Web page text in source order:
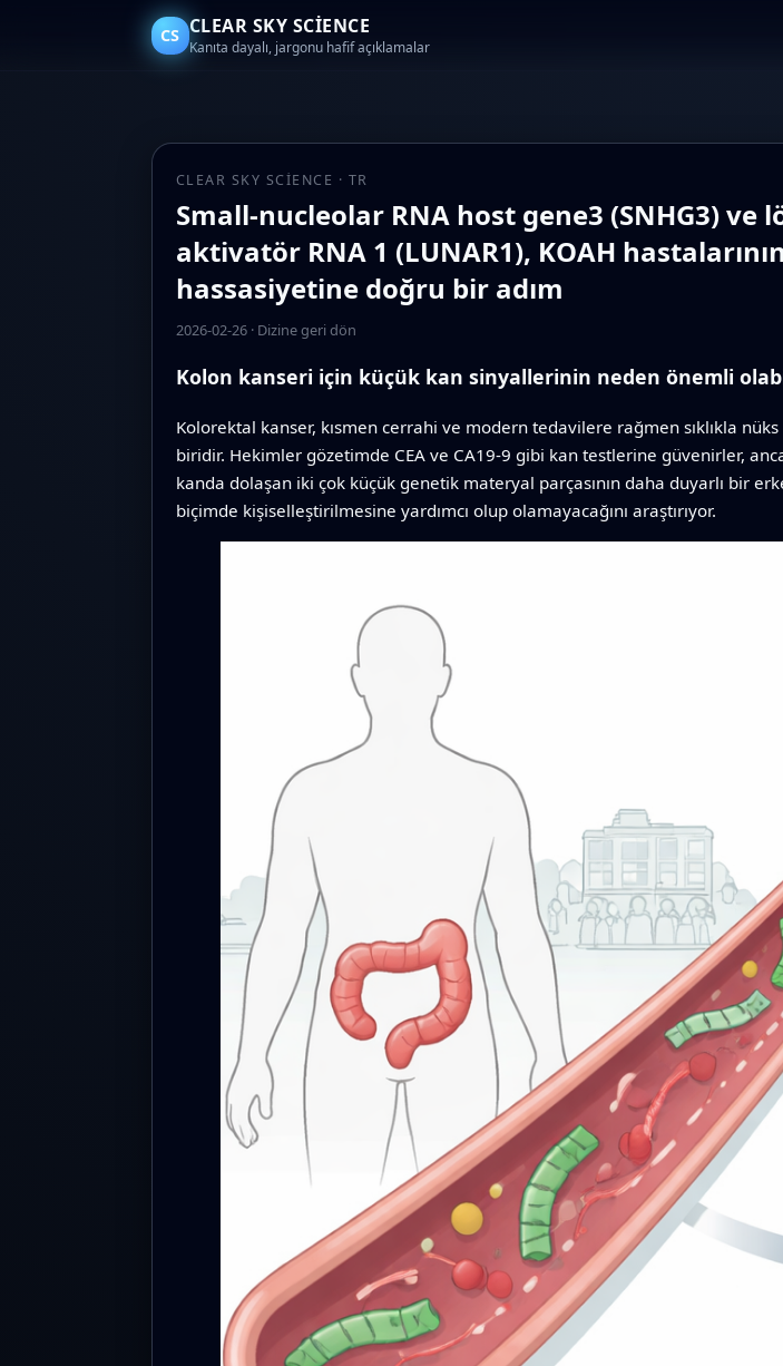
CS CLEAR SKY SCIENCE
Kanıta dayalı, jargonu hafif açıklamalar
CLEAR SKY SCIENCE · TR
Small-nucleolar RNA host gene3 (SNHG3)
aktivatör RNA 1 (LUNAR1), KOAH
hassasiyetine doğru bir adım
2026-02-26· Dizine geri dön
Kolon kanseri için küçük kan sinyallerinin neden önemli
Kolorektal kanser, kısmen cerrahi ve modern tedavilere rağmen sıklıkla
biridir. Hekimler gözetimde CEA ve CA19‑9 gibi kan testlerine güvenirler,
kanda dolaşan iki çok küçük genetik materyal parçasının daha duyarlı bir
biçimde kişiselleştirilmesine yardımcı olup olamayacağını araştırıyor.